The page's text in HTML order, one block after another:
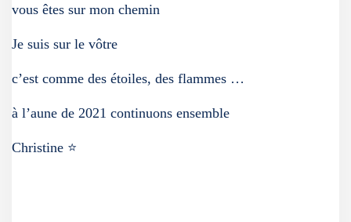
vous êtes sur mon chemin
Je suis sur le vôtre
c’est comme des étoiles, des flammes …
à l’aune de 2021 continuons ensemble
Christine ⭐️